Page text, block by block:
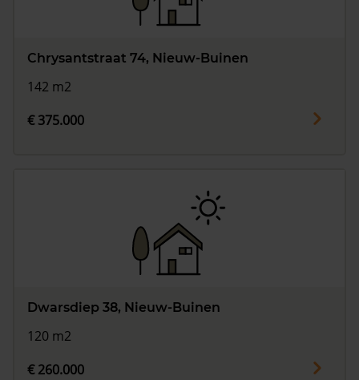
Chrysantstraat 74, Nieuw-Buinen
142 m2
€ 375.000
Dwarsdiep 38, Nieuw-Buinen
120 m2
€ 260.000